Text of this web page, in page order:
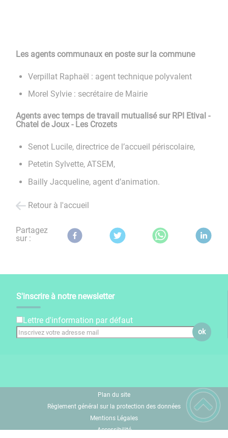
Les agents communaux en poste sur la commune
Verpillat Raphaël : agent technique polyvalent
Morel Sylvie : secrétaire de Mairie
Agents avec temps de travail mutualisé sur RPI Etival -
Chatel de Joux - Les Crozets
Senot Lucile, directrice de l’accueil périscolaire,
Petetin Sylvette, ATSEM,
Bailly Jacqueline, agent d’animation.
Retour à l'accueil
Partagez
sur :
S'inscrire à notre newsletter
Lettre d'information par défaut
ok
Plan du site
Règlement général sur la protection des données
Mentions Légales
Accessibilité